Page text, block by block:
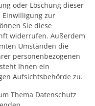
oder Löschung dieser
Einwilligung zur
Sie diese
widerrufen. Außerdem
Umständen die
personenbezogenen
Ihnen ein
Aufsichtsbehörde zu.
Thema Datenschutz